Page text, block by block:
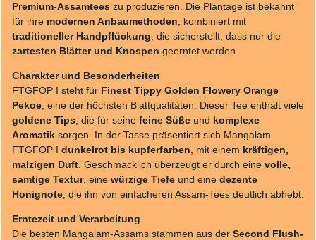
Premium-Assamtees zu produzieren. Die Plantage ist bekannt
für ihre modernen Anbaumethoden , kombiniert mit
traditioneller Handpflückung , die sicherstellt, dass nur die
zartesten Blätter und Knospen geerntet werden.
Charakter und Besonderheiten
FTGFOP I steht für Finest Tippy Golden Flowery Orange
Pekoe , eine der höchsten Blattqualitäten. Dieser Tee enthält viele
goldene Tips , die für seine feine Süße und komplexe
Aromatik sorgen. In der Tasse präsentiert sich Mangalam
FTGFOP I dunkelrot bis kupferfarben , mit einem kräftigen,
malzigen Duft . Geschmacklich überzeugt er durch eine volle,
samtige Textur, eine würzige Tiefe und eine dezente
Honignote , die ihn von einfacheren Assam-Tees deutlich abhebt.
Erntezeit und Verarbeitung
Die besten Mangalam-Assams stammen aus der Second Flush-